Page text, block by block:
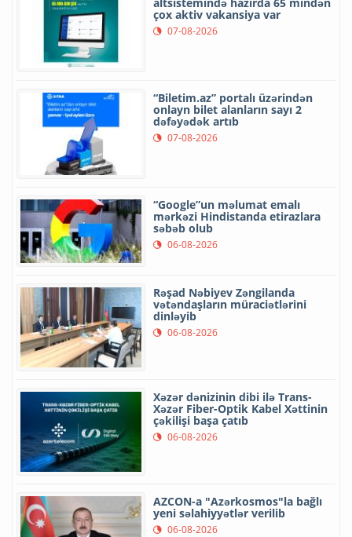
çox aktiv vakansiya var
07-08-2026
“Biletim.az” portalı üzərindən
onlayn bilet alanların sayı 2
dəfəyədək artıb
07-08-2026
“Google”un məlumat emalı
mərkəzi Hindistanda etirazlara
səbəb olub
06-08-2026
Rəşad Nəbiyev Zəngilanda
vətəndaşların müraciətlərini
dinləyib
06-08-2026
Xəzər dənizinin dibi ilə Trans-
Xəzər Fiber-Optik Kabel Xəttinin
çəkilişi başa çatıb
06-08-2026
AZCON-a "Azərkosmos"la bağlı
yeni səlahiyyətlər verilib
06-08-2026